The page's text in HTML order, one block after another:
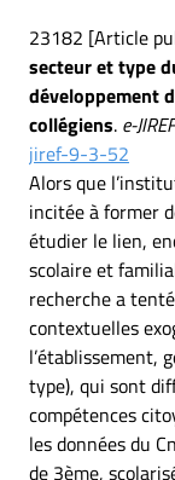
23182 [Article
secteur et type
développement
collégiens. e-JIREF
jiref-9-3-52
Alors que
incitée à former
étudier le lien,
scolaire et
recherche a
contextuelles
l’établissement,
type), qui sont
compétences
les données du
de 3ème,